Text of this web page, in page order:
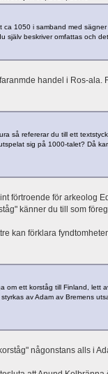
ca 1050 i samband med
själv beskriver omfattas och
handel i Ros-ala.
så refererar du till ett
sig på 1000-talet? Då
förtroende för arkeolog
känner du till som
kan förklara
om ett korståg till Finland, lett
av Adam av Bremens
någonstans alls i